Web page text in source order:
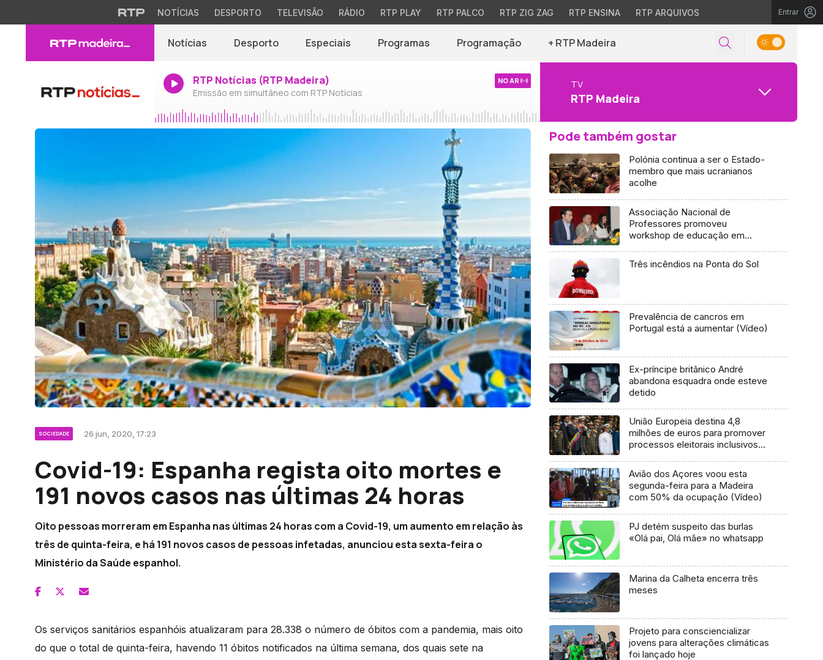
NOTÍCIAS DESPORTO TELEVISÃO RÁDIO RTP PLAY RTP PALCO RTP ZIG ZAG RTP ENSINA RTP ARQUIVOS Entrar
Notícias Desporto Especiais Programas Programação + RTP Madeira
RTP Notícias (RTP Madeira)
Emissão em simultâneo com RTP Notícias
NO AR TV
RTP Madeira
SOCIEDADE 26 jun, 2020, 17:23
Covid-19: Espanha regista oito mortes e
191 novos casos nas últimas 24 horas
Oito pessoas morreram em Espanha nas últimas 24 horas com a Covid-19, um aumento em relação às
três de quinta-feira, e há 191 novos casos de pessoas infetadas, anunciou esta sexta-feira o
Ministério da Saúde espanhol.
Os serviços sanitários espanhóis atualizaram para 28.338 o número de óbitos com a pandemia, mais oito
do que o total de quinta-feira, havendo 11 óbitos notificados na última semana, dos quais sete na
Pode também gostar
Polónia continua a ser o Estado-
membro que mais ucranianos
acolhe
Associação Nacional de
Professores promoveu
workshop de educação em
Três incêndios na Ponta do Sol
Prevalência de cancros em
Portugal está a aumentar (Vídeo)
Ex-príncipe britânico André
abandona esquadra onde esteve
detido
União Europeia destina 4,8
milhões de euros para promover
processos eleitorais inclusivos
Avião dos Açores voou esta
segunda-feira para a Madeira
com 50% da ocupação (Vídeo)
PJ detém suspeito das burlas
«Olá pai, Olá mãe» no whatsapp
Marina da Calheta encerra três
meses
Projeto para consciencializar
jovens para alterações climáticas
foi lançado hoje